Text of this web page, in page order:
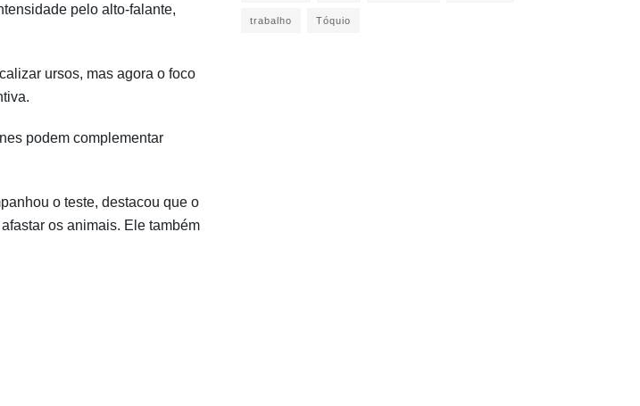
pelo alto-falante,
ursos, mas agora o foco
podem complementar
o teste, destacou que o
os animais. Ele também
trabalho Tóquio